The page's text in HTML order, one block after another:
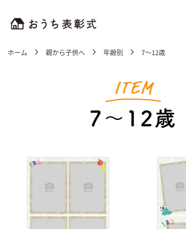
ホーム 親から子供へ 年齢別 7〜12歳
7〜12歳